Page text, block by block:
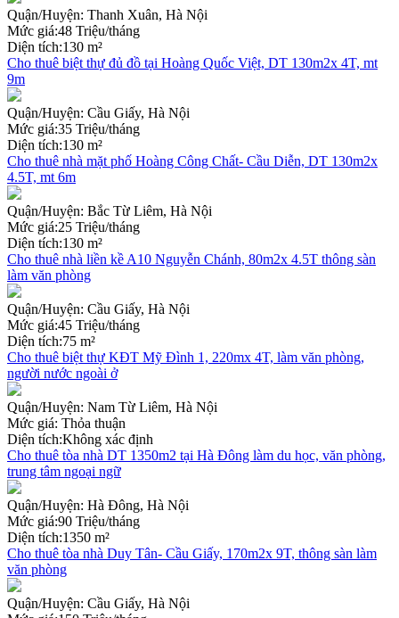
Quận/Huyện: Thanh Xuân, Hà Nội
Mức giá:48 Triệu/tháng
Diện tích:130 m²
Cho thuê biệt thự đủ đồ tại Hoàng Quốc Việt, DT 130m2x 4T, mt
9m
Quận/Huyện: Cầu Giấy, Hà Nội
Mức giá:35 Triệu/tháng
Diện tích:130 m²
Cho thuê nhà mặt phố Hoàng Công Chất- Cầu Diễn, DT 130m2x
4.5T, mt 6m
Quận/Huyện: Bắc Từ Liêm, Hà Nội
Mức giá:25 Triệu/tháng
Diện tích:130 m²
Cho thuê nhà liền kề A10 Nguyễn Chánh, 80m2x 4.5T thông sàn
làm văn phòng
Quận/Huyện: Cầu Giấy, Hà Nội
Mức giá:45 Triệu/tháng
Diện tích:75 m²
Cho thuê biệt thự KĐT Mỹ Đình 1, 220mx 4T, làm văn phòng,
người nước ngoài ở
Quận/Huyện: Nam Từ Liêm, Hà Nội
Mức giá: Thỏa thuận
Diện tích:Không xác định
Cho thuê tòa nhà DT 1350m2 tại Hà Đông làm du học, văn phòng,
trung tâm ngoại ngữ
Quận/Huyện: Hà Đông, Hà Nội
Mức giá:90 Triệu/tháng
Diện tích:1350 m²
Cho thuê tòa nhà Duy Tân- Cầu Giấy, 170m2x 9T, thông sàn làm
văn phòng
Quận/Huyện: Cầu Giấy, Hà Nội